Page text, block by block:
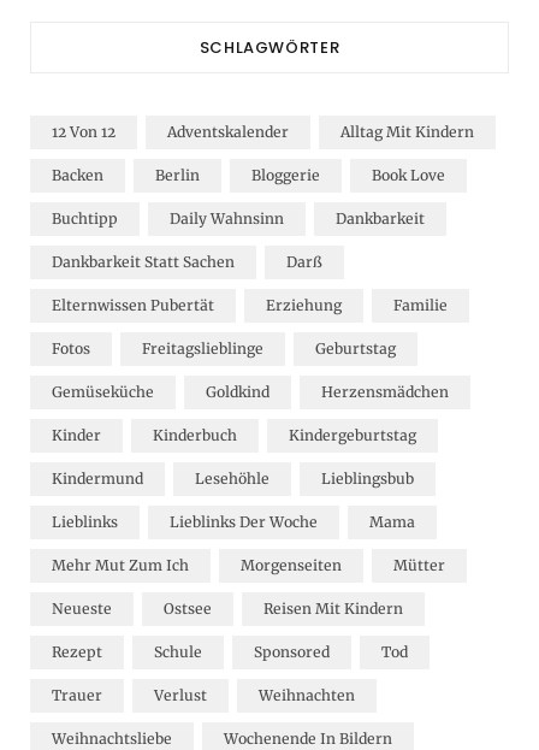
SCHLAGWÖRTER
12 Von 12 Adventskalender Alltag Mit Kindern
Backen Berlin Bloggerie Book Love
Buchtipp Daily Wahnsinn Dankbarkeit
Dankbarkeit Statt Sachen Darß
Elternwissen Pubertät Erziehung Familie
Fotos Freitagslieblinge Geburtstag
Gemüseküche Goldkind Herzensmädchen
Kinder Kinderbuch Kindergeburtstag
Kindermund Lesehöhle Lieblingsbub
Lieblinks Lieblinks Der Woche Mama
Mehr Mut Zum Ich Morgenseiten Mütter
Neueste Ostsee Reisen Mit Kindern
Rezept Schule Sponsored Tod
Trauer Verlust Weihnachten
Weihnachtsliebe Wochenende In Bildern